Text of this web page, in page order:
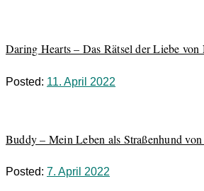
Daring Hearts – Das Rätsel der Liebe
Posted: 11. April 2022
Buddy – Mein Leben als Straßenhund
Posted: 7. April 2022